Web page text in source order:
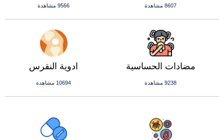
9566 مشاهدة 8607 مشاهدة
ادوية النقرس
10694 مشاهدة
مضادات الحساسية
9238 مشاهدة